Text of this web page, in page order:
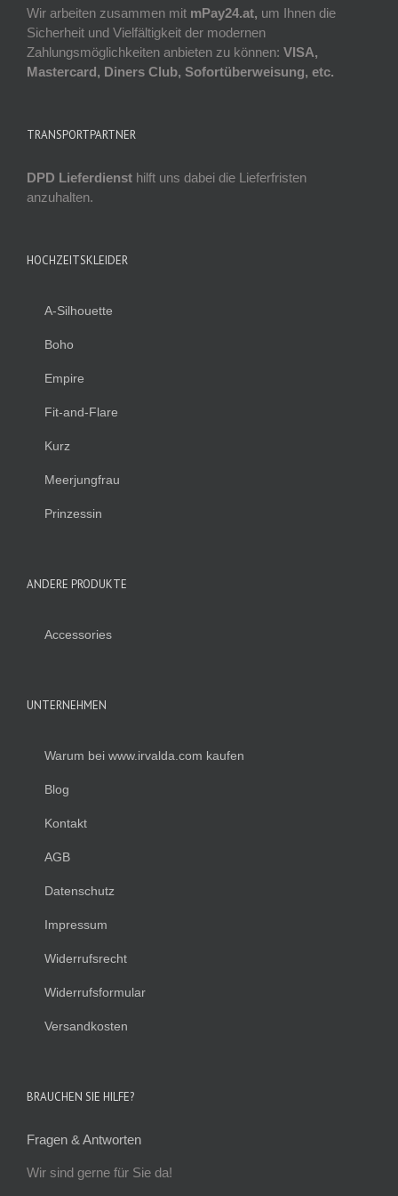
Wir arbeiten zusammen mit mPay24.at, um Ihnen die
Sicherheit und Vielfältigkeit der modernen
Zahlungsmöglichkeiten anbieten zu können: VISA,
Mastercard, Diners Club, Sofortüberweisung, etc.
TRANSPORTPARTNER
DPD Lieferdienst hilft uns dabei die Lieferfristen
anzuhalten.
HOCHZEITSKLEIDER
A-Silhouette
Boho
Empire
Fit-and-Flare
Kurz
Meerjungfrau
Prinzessin
ANDERE PRODUKTE
Accessories
UNTERNEHMEN
Warum bei www.irvalda.com kaufen
Blog
Kontakt
AGB
Datenschutz
Impressum
Widerrufsrecht
Widerrufsformular
Versandkosten
BRAUCHEN SIE HILFE?
Fragen & Antworten
Wir sind gerne für Sie da!